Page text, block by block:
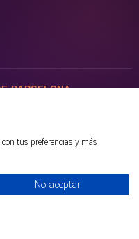
BARCELONA
tus preferencias y más
No aceptar